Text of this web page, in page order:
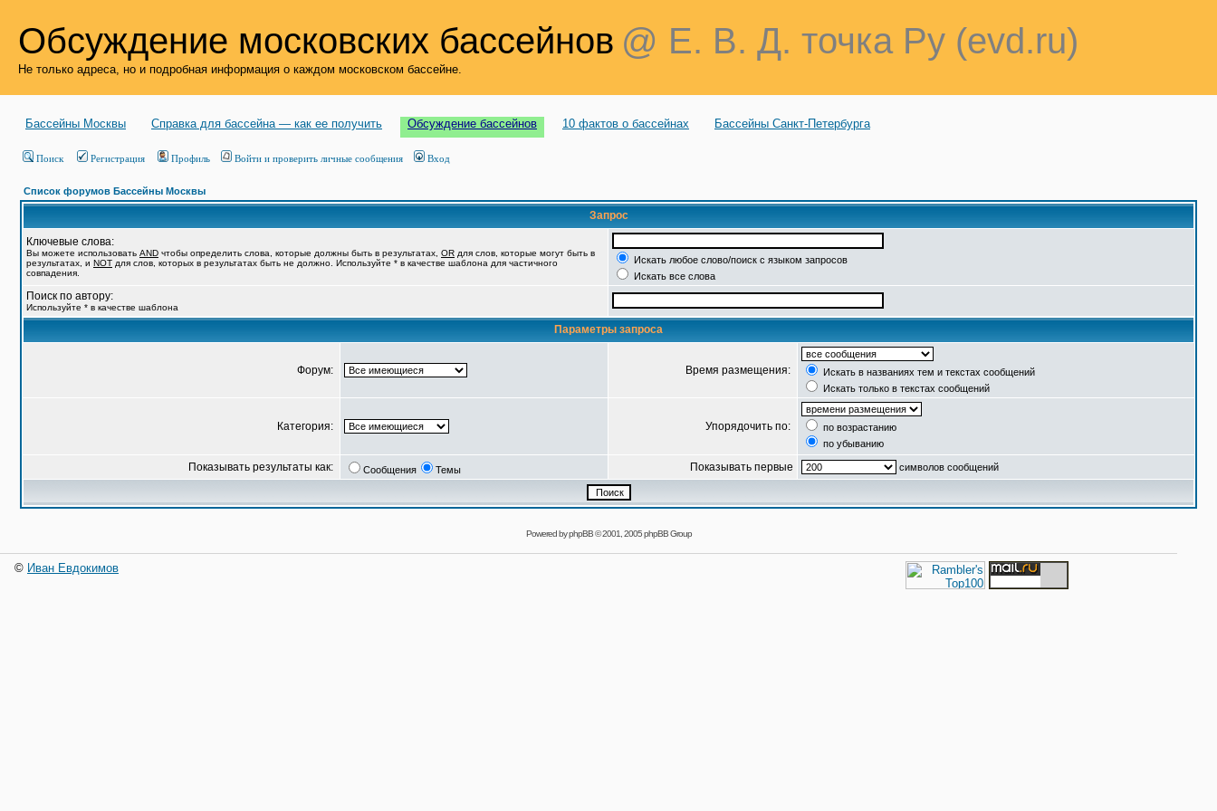
Обсуждение московских бассейнов @ Е. В. Д. точка Ру (evd.ru)
Не только адреса, но и подробная информация о каждом московском бассейне.
Бассейны Москвы Справка для бассейна — как ее получить Обсуждение бассейнов 10 фактов о бассейнах Бассейны Санкт-Петербурга
Поиск Регистрация Профиль Войти и проверить личные сообщения Вход
Список форумов Бассейны Москвы
Запрос
Ключевые слова:
Вы можете использовать AND чтобы определить слова, которые должны быть в результатах, OR для слов, которые могут быть в
результатах, и NOT для слов, которых в результатах быть не должно. Используйте * в качестве шаблона для частичного
совпадения.
Искать любое слово/поиск с языком запросов
Искать все слова
Поиск по автору:
Используйте * в качестве шаблона
Параметры запроса
Форум: Время размещения:
Искать в названиях тем и текстах сообщений
Искать только в текстах сообщений
Категория: Упорядочить по:
по возрастанию
по убыванию
Показывать результаты как: Сообщения Темы Показывать первые символов сообщений
Powered byphpBB© 2001, 2005 phpBB Group
© Иван Евдокимов